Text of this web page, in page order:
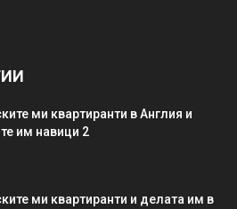
ми квартиранти в Англия и
им навици 2
ми квартиранти и делата им в